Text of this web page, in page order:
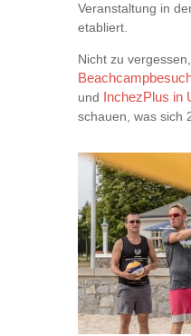
Veranstaltung in
etabliert.
Nicht zu
und
InchezPlus in
schauen, was sich